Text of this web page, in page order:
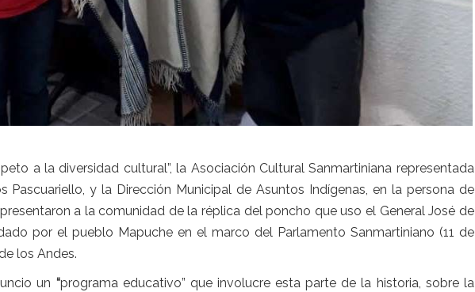
a la diversidad cultural”, la Asociación Cultural Sanmartiniana representada
Pascuariello, y la Dirección Municipal de Asuntos Indígenas, en la persona de
a la comunidad de la réplica del poncho que uso el General José de
por el pueblo Mapuche en el marco del Parlamento Sanmartiniano (11 de
los Andes.
un “programa educativo” que involucre esta parte de la historia, sobre la